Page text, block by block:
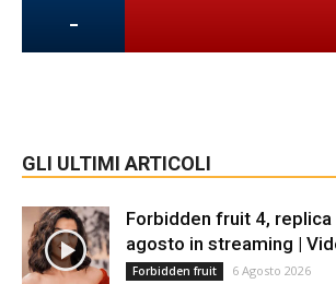
-
GLI ULTIMI ARTICOLI
Forbidden fruit 4, replica
agosto in streaming |
Forbidden fruit 6 Agosto 2026